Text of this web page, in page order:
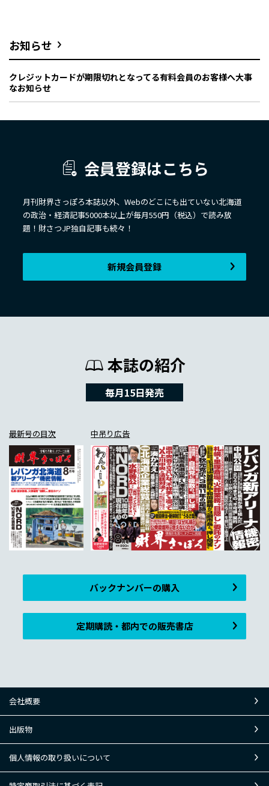
お知らせ
クレジットカードが期限切れとなってる有料会員のお客様へ大事
なお知らせ
会員登録はこちら
月刊財界さっぽろ本誌以外、Webのどこにも出ていない北海道
の政治・経済記事5000本以上が毎月550円（税込）で読み放
題！財さつJP独自記事も続々！
新規会員登録
本誌の紹介
毎月15日発売
最新号の目次 中吊り広告
バックナンバーの購入
定期購読・都内での販売書店
会社概要
出版物
個人情報の取り扱いについて